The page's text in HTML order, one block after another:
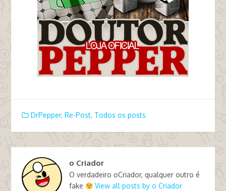
DrPepper, Re-Post, Todos os posts
o Criador
O verdadeiro oCriador, qualquer outro é
fake
View all posts by o Criador